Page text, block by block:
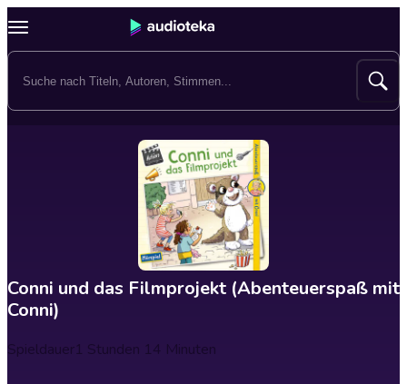
Conni und das Filmprojekt (Abenteuerspaß mit
Conni)
Spieldauer1 Stunden 14 Minuten